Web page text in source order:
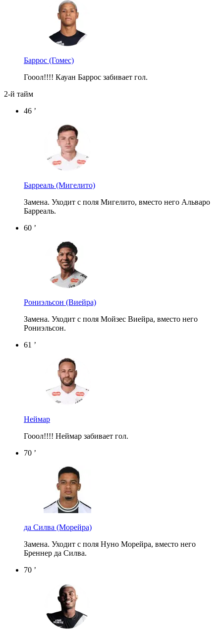
Баррос (Гомес)
Гооол!!!! Кауан Баррос забивает гол.
2-й тайм
46 ’
Барреаль (Мигелито)
Замена. Уходит с поля Мигелито, вместо него Альваро
Барреаль.
60 ’
Рониэльсон (Виейра)
Замена. Уходит с поля Мойзес Виейра, вместо него
Рониэльсон.
61 ’
Неймар
Гооол!!!! Неймар забивает гол.
70 ’
да Силва (Морейра)
Замена. Уходит с поля Нуно Морейра, вместо него
Бреннер да Силва.
70 ’